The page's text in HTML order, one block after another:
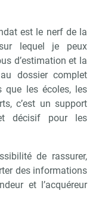
est le nerf de la
lequel je peux
d’estimation et la
dossier complet
que les écoles, les
c’est un support
décisif pour les
de rassurer,
des informations
et l’acquéreur